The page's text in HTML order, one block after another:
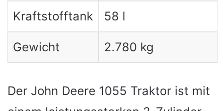
Kraftstofftank 58 l
Gewicht 2.780 kg
Der John Deere 1055 Traktor ist mit